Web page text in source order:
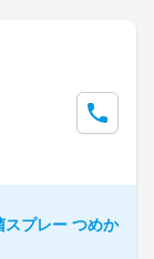
スプレー つめか